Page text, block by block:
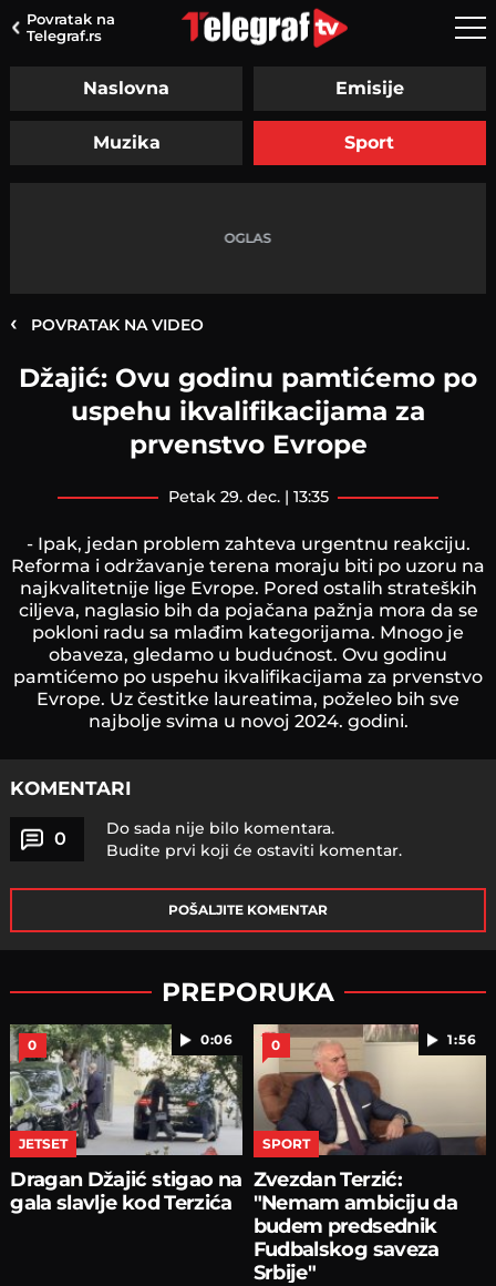
Povratak na
Telegraf.rs
Naslovna Emisije
Muzika Sport
‹ POVRATAK NA VIDEO
Džajić: Ovu godinu pamtićemo po
uspehu ikvalifikacijama za
prvenstvo Evrope
petak 29. dec. | 13:35
- Ipak, jedan problem zahteva urgentnu reakciju.
Reforma i održavanje terena moraju biti po uzoru na
najkvalitetnije lige Evrope. Pored ostalih strateških
ciljeva, naglasio bih da pojačana pažnja mora da se
pokloni radu sa mlađim kategorijama. Mnogo je
obaveza, gledamo u budućnost. Ovu godinu
pamtićemo po uspehu ikvalifikacijama za prvenstvo
Evrope. Uz čestitke laureatima, poželeo bih sve
najbolje svima u novoj 2024. godini.
KOMENTARI
0
Do sada nije bilo komentara.
Budite prvi koji će ostaviti komentar.
POŠALJITE KOMENTAR
PREPORUKA
0:06
0
JETSET
Dragan Džajić stigao na
gala slavlje kod Terzića
1:56
0
SPORT
Zvezdan Terzić:
"Nemam ambiciju da
budem predsednik
Fudbalskog saveza
Srbije"